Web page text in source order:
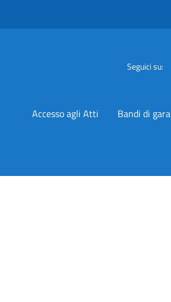
Seguici su:
Accesso agli Atti Bandi di gara